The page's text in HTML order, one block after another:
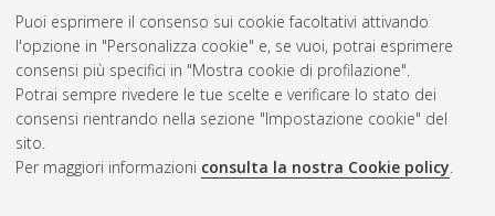
Puoi esprimere il consenso sui cookie facoltativi attivando
l'opzione in "Personalizza cookie" e, se vuoi, potrai esprimere
consensi più specifici in "Mostra cookie di profilazione".
Potrai sempre rivedere le tue scelte e verificare lo stato dei
consensi rientrando nella sezione "Impostazione cookie" del
sito.
Per maggiori informazioni consulta la nostra Cookie policy.
Atom
Rss 1.0
Rss 2.0
AMS Laurea